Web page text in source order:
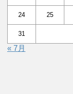
24 25
31
« 7月